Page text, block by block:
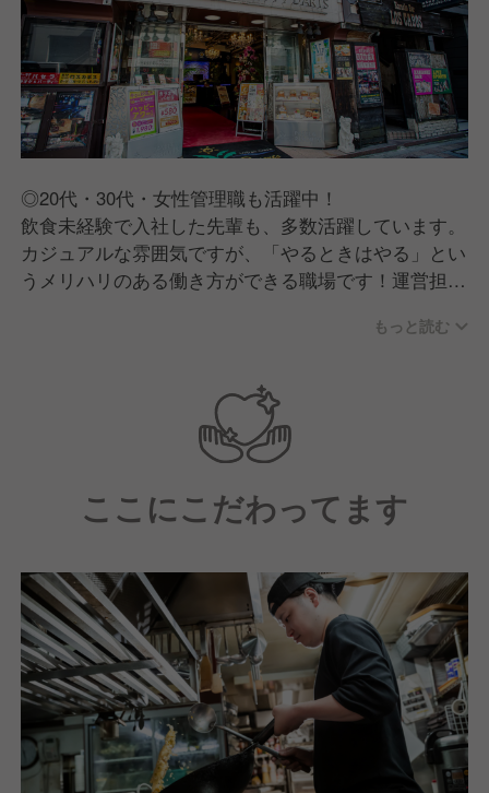
◎20代・30代・女性管理職も活躍中！
飲食未経験で入社した先輩も、多数活躍しています。
カジュアルな雰囲気ですが、「やるときはやる」とい
うメリハリのある働き方ができる職場です！運営担当
もっと読む
ここにこだわってます